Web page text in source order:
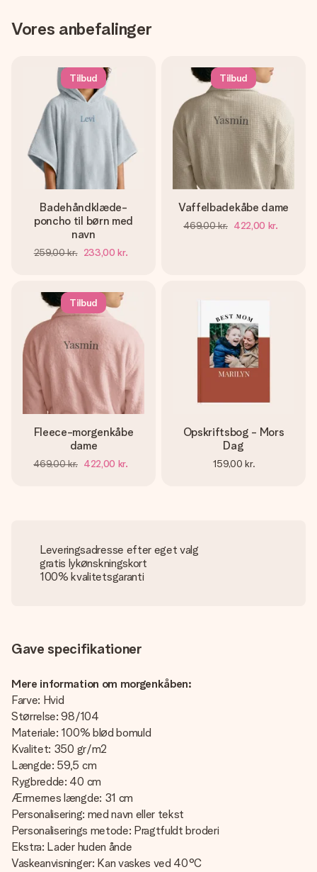
Vores anbefalinger
Tilbud
Badehåndklæde-
poncho til børn med
navn
259,00 kr. 233,00 kr.
Tilbud
Vaffelbadekåbe dame
469,00 kr. 422,00 kr.
Tilbud
Fleece-morgenkåbe
dame
469,00 kr. 422,00 kr.
Opskriftsbog - Mors
Dag
159,00 kr.
Leveringsadresse efter eget valg
gratis lykønskningskort
100% kvalitetsgaranti
Gave specifikationer
Mere information om morgenkåben:
Farve: Hvid
Størrelse: 98/104
Materiale: 100% blød bomuld
Kvalitet: 350 gr/m2
Længde: 59,5 cm
Rygbredde: 40 cm
Ærmernes længde: 31 cm
Personalisering: med navn eller tekst
Personaliserings metode: Pragtfuldt broderi
Ekstra: Lader huden ånde
Vaskeanvisninger: Kan vaskes ved 40°C